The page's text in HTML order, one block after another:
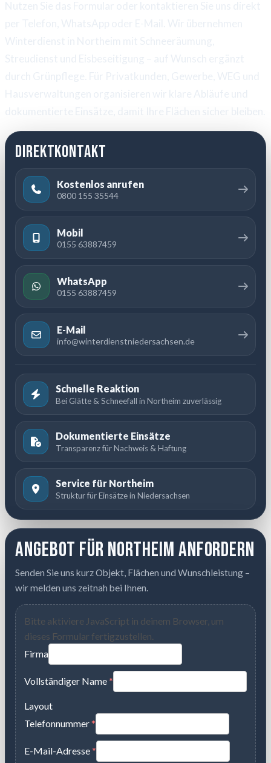
dokumentierte Einsätze, damit Ihre Flächen sicher bleiben.
Direktkontakt
Kostenlos anrufen
0800 155 35544
Mobil
0155 63887459
WhatsApp
0155 63887459
E-Mail
info@winterdienstniedersachsen.de
Schnelle Reaktion
Bei Glätte & Schneefall in Northeim zuverlässig
Dokumentierte Einsätze
Transparenz für Nachweis & Haftung
Service für Northeim
Struktur für Einsätze in Niedersachsen
Angebot für Northeim anfordern
Senden Sie uns kurz Objekt, Flächen und Wunschleistung –
wir melden uns zeitnah bei Ihnen.
Bitte aktiviere JavaScript in deinem Browser, um
dieses Formular fertigzustellen.
Firma
Vollständiger Name*
Layout
Telefonnummer*
E-Mail-Adresse*